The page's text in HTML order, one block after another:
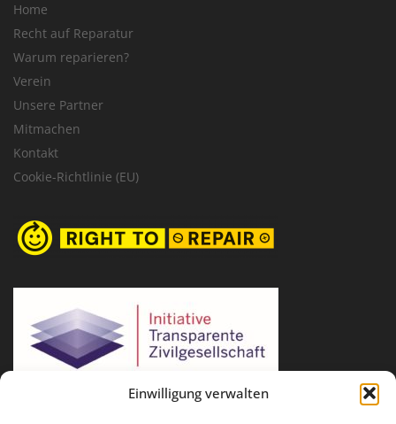
Einwilligung verwalten
Home
Recht auf Reparatur
Warum reparieren?
Verein
Unsere Partner
Mitmachen
Kontakt
Cookie-Richtlinie (EU)